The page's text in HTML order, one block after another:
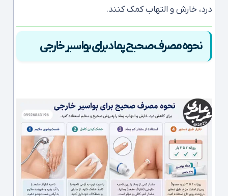
درد، خارش و التهاب کمک کنند.
نحوه مصرف صحیح پماد برای بواسیر خارجی